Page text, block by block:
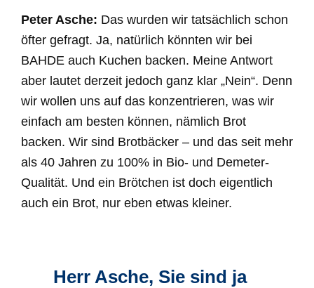
Peter Asche: Das wurden wir tatsächlich schon
öfter gefragt. Ja, natürlich könnten wir bei
BAHDE auch Kuchen backen. Meine Antwort
aber lautet derzeit jedoch ganz klar „Nein“. Denn
wir wollen uns auf das konzentrieren, was wir
einfach am besten können, nämlich Brot
backen. Wir sind Brotbäcker – und das seit mehr
als 40 Jahren zu 100% in Bio- und Demeter-
Qualität. Und ein Brötchen ist doch eigentlich
auch ein Brot, nur eben etwas kleiner.
Herr Asche, Sie sind ja